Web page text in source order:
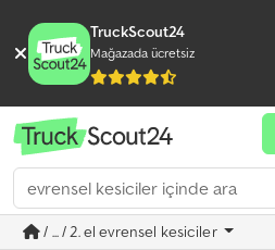
TruckScout24
Mağazada ücretsiz
/ ... / 2. el evrensel kesiciler